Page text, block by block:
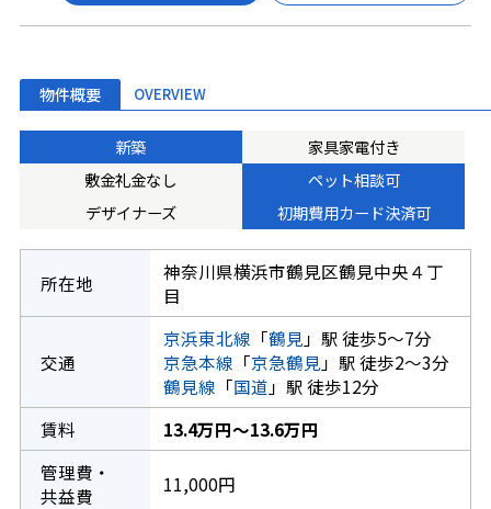
物件概要 OVERVIEW
新築
家具家電付き
敷金礼金なし
ペット相談可
デザイナーズ
初期費用カード決済可
所在地
神奈川県横浜市鶴見区鶴見中央４丁
目
交通
京浜東北線 「鶴見」駅 徒歩5～7分
京急本線 「京急鶴見」駅 徒歩2～3分
鶴見線 「国道 」駅 徒歩12分
賃料
13.4万円～13.6万円
管理費・
共益費
11,000円